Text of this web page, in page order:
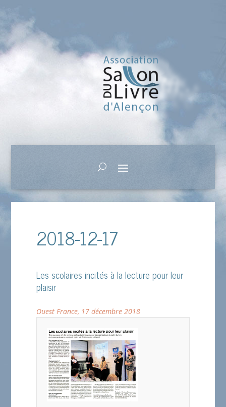
2018-12-17
Les scolaires incités à la lecture pour leur
plaisir
Ouest France, 17 décembre 2018